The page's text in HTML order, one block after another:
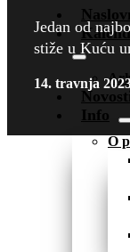
Info
O
Jedan od
stiže u Kuću
14. travnja